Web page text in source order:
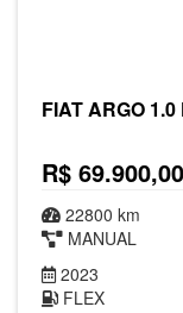
FIAT ARGO
R$ 69.900,00
22800 km
MANUAL
2023
FLEX